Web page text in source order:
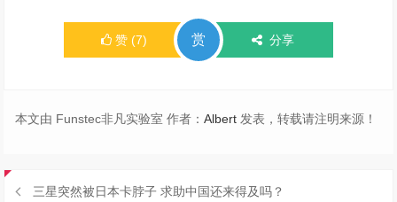
赞 (7) 赏 分享
本文由 Funstec非凡实验室 作者：Albert 发表，转载请注明来源！
三星突然被日本卡脖子 求助中国还来得及吗？